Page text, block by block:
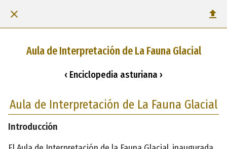
Aula de Interpretación de La Fauna Glacial
‹ Enciclopedia asturiana ›
Aula de Interpretación de La Fauna Glacial
Introducción